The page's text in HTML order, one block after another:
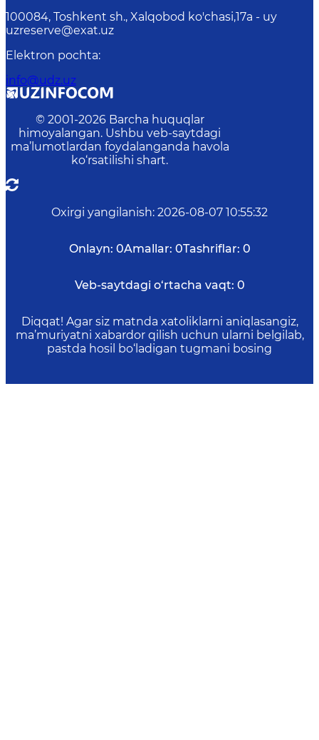
100084, Toshkent sh., Xalqobod ko'chasi,17а - uy
uzreserve@exat.uz
Elektron pochta:
info@udz.uz
© 2001-2026 Barcha huquqlar
himoyalangan. Ushbu veb-saytdagi
ma’lumotlardan foydalanganda havola
ko‘rsatilishi shart.
Oxirgi yangilanish: 2026-08-07 10:55:32
Onlayn: 0Amallar: 0Tashriflar: 0
Veb-saytdagi o‘rtacha vaqt: 0
Diqqat! Agar siz matnda xatoliklarni aniqlasangiz,
ma’muriyatni xabardor qilish uchun ularni belgilab,
pastda hosil bo‘ladigan tugmani bosing